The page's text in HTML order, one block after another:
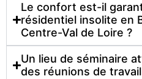
Le confort est-il
résidentiel insolite en
Centre-Val de Loire ?
Un lieu de séminaire
des réunions de